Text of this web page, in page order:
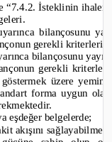
“7.4.2. İsteklinin
bilançosunu
gerekli kriterleri
bilançosunu
gerekli
göstermek üzere
forma uygun
eşdeğer belgelerde;
akışını